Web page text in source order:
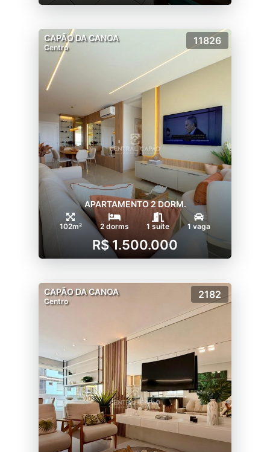
CAPÃO DA CANOA
Centro
11826
APARTAMENTO 2 DORM.
102m² 2 dorms 1 suíte 1 vaga
R$ 1.500.000
CAPÃO DA CANOA
Centro
2182